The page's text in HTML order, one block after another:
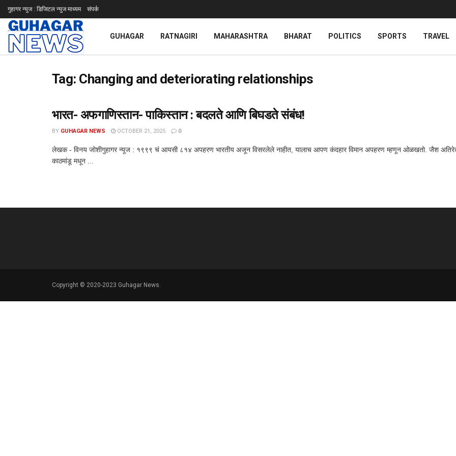
गुहागर न्युज : डिजिटल न्युज माध्यम संपर्क
GUHAGAR RATNAGIRI MAHARASHTRA BHARAT POLITICS SPORTS TRAVEL
Tag: Changing and deteriorating relationships
भारत- अफगाणिस्तान- पाकिस्तान : बदलते आणि बिघडते संबंध!
BY GUHAGAR NEWS OCTOBER 21, 2025 0
लेखक - विनय जोशीगुहागर न्यूज : १९९९ चं आयसी ८१४ अपहरण भारतीय अजून विसरलेले नाहीत, यालाच आपण कंदहार विमान अपहरण म्हणून ओळखतो. जैश अतिरेकी
काठमांडू मधून ...
Copyright © 2020-2023 Guhagar News.